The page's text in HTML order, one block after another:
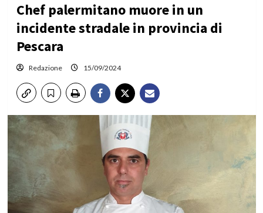
Chef palermitano muore in un
incidente stradale in provincia di
Pescara
Redazione 15/09/2024